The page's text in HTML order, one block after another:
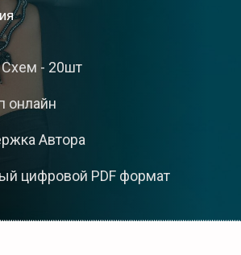
- 20шт
онлайн
Автора
цифровой PDF формат